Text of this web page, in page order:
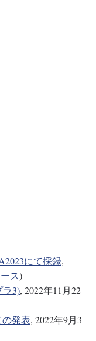
にて採録,
ス)
ラ3), 2022年11月22
発表, 2022年9月3